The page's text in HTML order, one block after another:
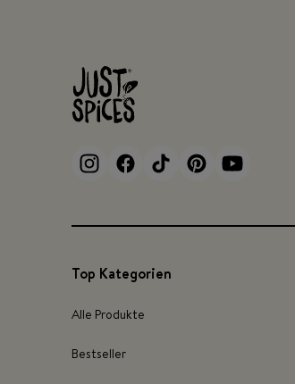
Top Kategorien
Alle Produkte
Bestseller